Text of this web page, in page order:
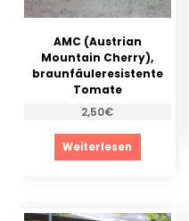
AMC (Austrian
Mountain Cherry),
braunfäuleresistente
Tomate
2,50€
Weiterlesen